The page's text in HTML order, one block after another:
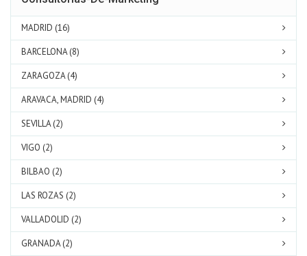
MADRID (16)
BARCELONA (8)
ZARAGOZA (4)
ARAVACA, MADRID (4)
SEVILLA (2)
VIGO (2)
BILBAO (2)
LAS ROZAS (2)
VALLADOLID (2)
GRANADA (2)